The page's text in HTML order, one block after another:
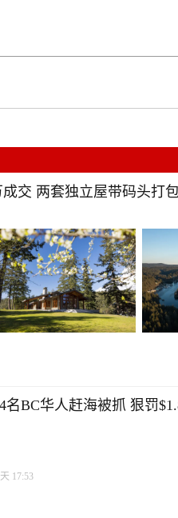
交 两套独立屋带码头打
名BC华人赶海被抓 狠罚
17:53